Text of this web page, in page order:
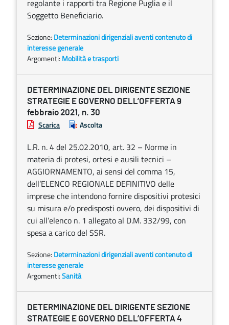
regolante i rapporti tra Regione Puglia e il
Soggetto Beneficiario.
Sezione: Determinazioni dirigenziali aventi contenuto di
interesse generale
Argomenti: Mobilità e trasporti
DETERMINAZIONE DEL DIRIGENTE SEZIONE
STRATEGIE E GOVERNO DELL’OFFERTA 9
febbraio 2021, n. 30
Scarica Ascolta
L.R. n. 4 del 25.02.2010, art. 32 – Norme in
materia di protesi, ortesi e ausili tecnici –
AGGIORNAMENTO, ai sensi del comma 15,
dell’ELENCO REGIONALE DEFINITIVO delle
imprese che intendono fornire dispositivi protesici
su misura e/o predisposti ovvero, dei dispositivi di
cui all’elenco n. 1 allegato al D.M. 332/99, con
spesa a carico del SSR.
Sezione: Determinazioni dirigenziali aventi contenuto di
interesse generale
Argomenti:Sanità
DETERMINAZIONE DEL DIRIGENTE SEZIONE
STRATEGIE E GOVERNO DELL’OFFERTA 4